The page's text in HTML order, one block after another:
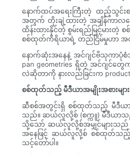
နောက်ထပ်အရေးကြီးတဲ့ ထည့်သွင်းစ
အတွက် တိုးချဲ့ထားတဲ့ အချိန်ကာလတွ
ထိန်းထားနိုင်တဲ့ စွမ်းရည်မြင့်မား
စစ်ထုတ်ကိရိယာရဲ့ တည်ငြိမ်မှုဟာ အလွ
နောက်ဆုံးအနေနဲ့ အင်ဂျင်ဗိသုကာပုံစံ
pan geometries ရှိတဲ့ အင်ဂျင်တွ
လဲဆိုတာကို နားလည်ခြင်းက
စစ်ထုတ်သည့် မီဒီယာအမျိုးအစားမျာ
ဆီစစ်အတွင်းရှိ စစ်ထုတ်သည့် မီဒီယာ
သည်။ ဆယ်လူလို့စ် (စက္ကူ) မီဒီယာသည်
သို့သော် ဆယ်လူလို့စ်အမျှင်များသည်
အနေဖြင့် ဆယ်လူလို့စ် စစ်ထုတ်သည့် မီ
သင့်တော်ပါ။